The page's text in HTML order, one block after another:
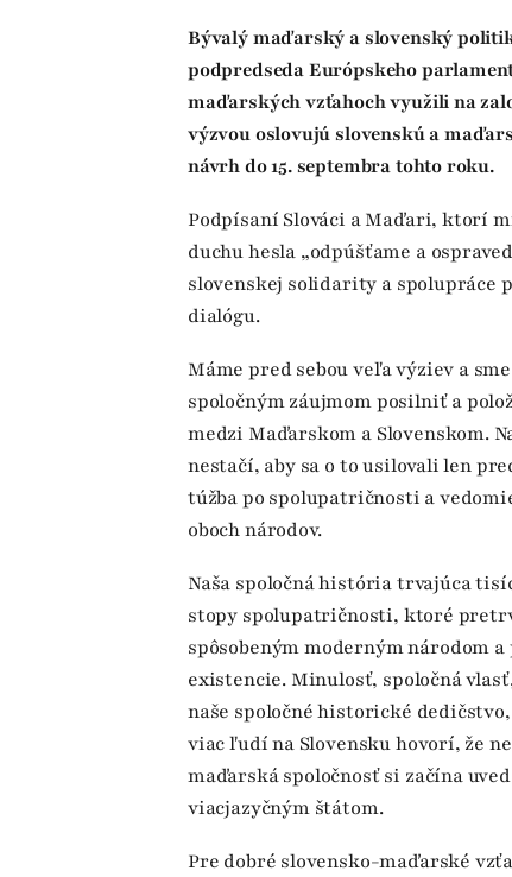
Bývalý maďarský a slovenský
podpredseda Európskeho
maďarských vzťahoch využili na
výzvou oslovujú slovenskú a
návrh do 15. septembra tohto roku.
Podpísaní Slováci a Maďari, ktorí
duchu hesla „odpúšťame a
slovenskej solidarity a
dialógu.
Máme pred sebou veľa výziev a
spoločným záujmom posilniť a
medzi Maďarskom a Slovenskom.
nestačí, aby sa o to usilovali len
túžba po spolupatričnosti a
oboch národov.
Naša spoločná história trvajúca
stopy spolupatričnosti, ktoré
spôsobeným moderným národom
existencie. Minulosť, spoločná
naše spoločné historické
viac ľudí na Slovensku hovorí, že
maďarská spoločnosť si začína
viacjazyčným štátom.
Pre dobré slovensko-maďarské